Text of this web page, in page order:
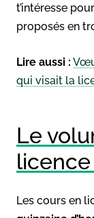
t’intéresse
proposés en
Lire aussi :
qui visait la
Le
licence
Les cours en